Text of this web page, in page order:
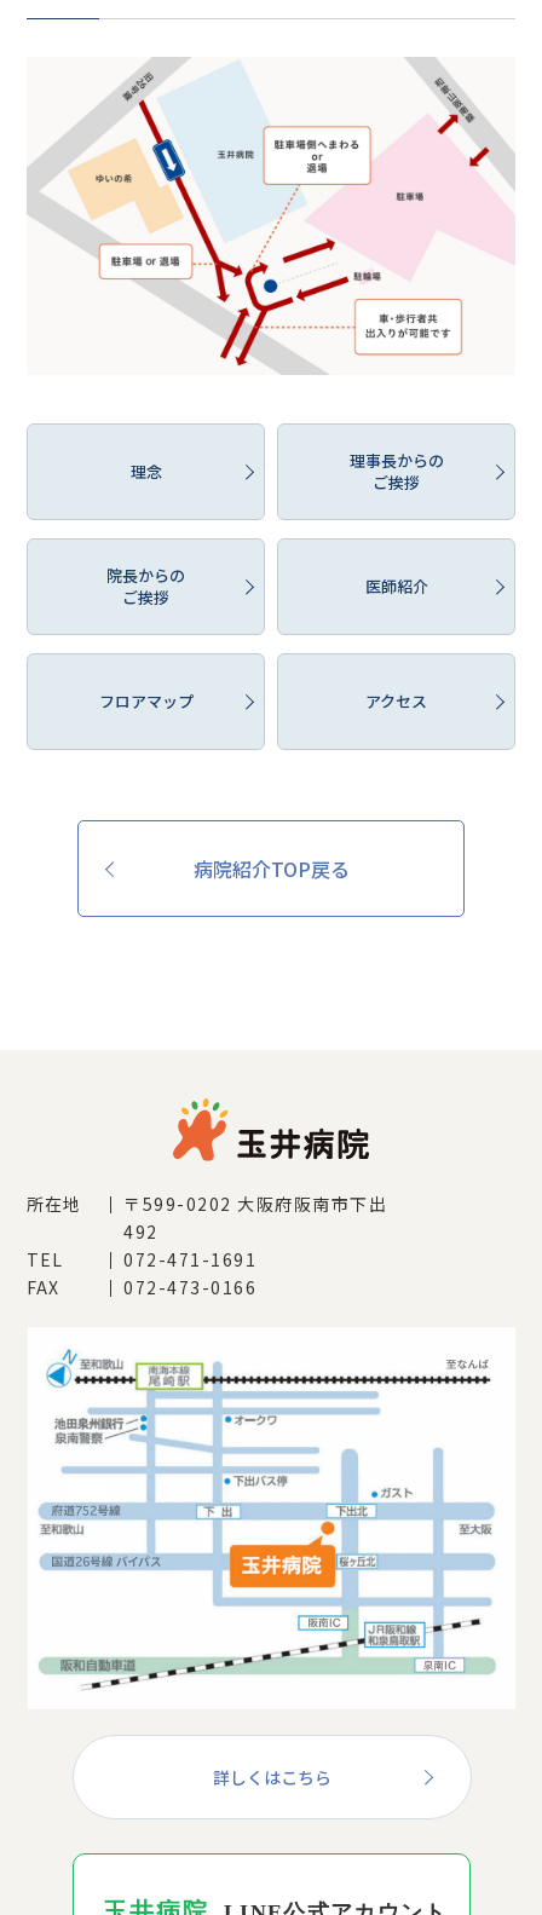
理念
理事長からの
ご挨拶
院長からの
ご挨拶
医師紹介
フロアマップ アクセス
病院紹介TOP戻る
所在地 〒599-0202 大阪府阪南市下出
492
TEL
072-471-1691
FAX
072-473-0166
詳しくはこちら